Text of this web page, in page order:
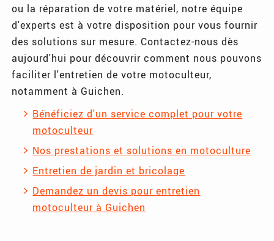
ou la réparation de votre matériel, notre équipe
d'experts est à votre disposition pour vous fournir
des solutions sur mesure. Contactez-nous dès
aujourd'hui pour découvrir comment nous pouvons
faciliter l'entretien de votre motoculteur,
notamment à Guichen.
Bénéficiez d'un service complet pour votre
motoculteur
Nos prestations et solutions en motoculture
Entretien de jardin et bricolage
Demandez un devis pour entretien
motoculteur à Guichen